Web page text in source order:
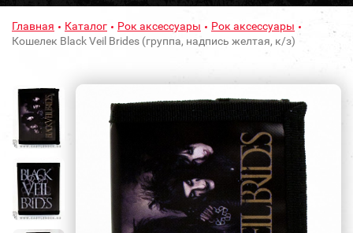
Главная Каталог Рок аксессуары
Рок аксессуары
Кошелек Black Veil Brides (группа, надпись желтая, к/з)